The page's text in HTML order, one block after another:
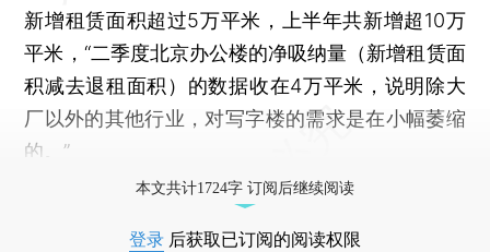
新增租赁面积超过5万平米，上半年共新增超10万
平米，“二季度北京办公楼的净吸纳量（新增租赁面
积减去退租面积）的数据收在4万平米，说明除大
厂以外的其他行业，对写字楼的需求是在小幅萎缩
的。”
本文共计1724字 订阅后继续阅读
登录 后获取已订阅的阅读权限